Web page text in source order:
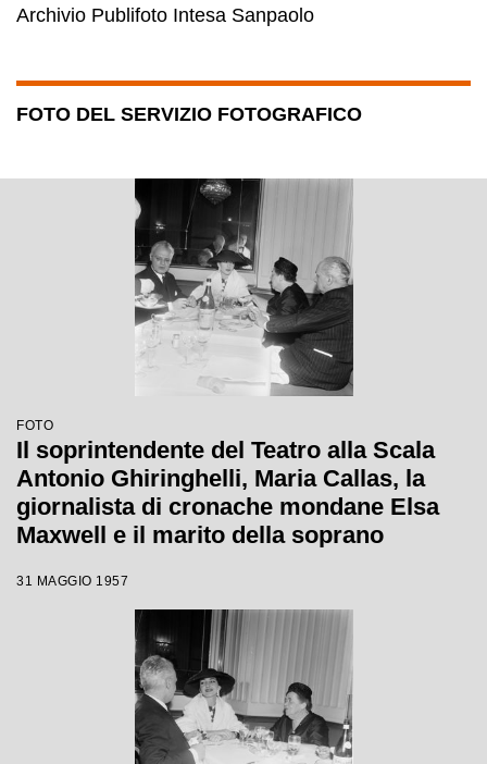
Archivio Publifoto Intesa Sanpaolo
FOTO DEL SERVIZIO FOTOGRAFICO
FOTO
Il soprintendente del Teatro alla Scala
Antonio Ghiringhelli, Maria Callas, la
giornalista di cronache mondane Elsa
Maxwell e il marito della soprano
ristorante Savini a Milano
31 MAGGIO 1957